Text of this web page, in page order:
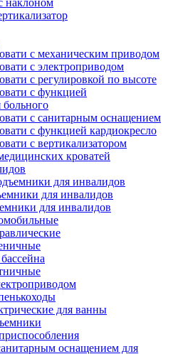
наклоном
с механическим приводом
с электроприводом
с регулировкой по высоте
с функцией
больного
с санитарным оснащением
с функцией кардиокресло
с вертикализатором
кроватей
для инвалидов
для инвалидов
для инвалидов
для ванны
оснащением для